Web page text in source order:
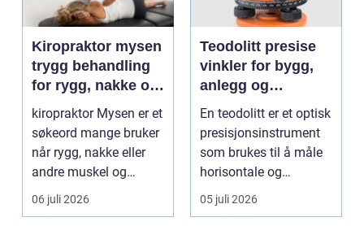
Kiropraktor mysen
trygg behandling
for rygg, nakke og
ledd
kiropraktor Mysen er et
søkeord mange bruker
når rygg, nakke eller
andre muskel og
leddplager begynn...
06 juli 2026
Teodolitt presise
vinkler for bygg,
anlegg og
kartlegging
En teodolitt er et optisk
presisjonsinstrument
som brukes til å måle
horisontale og
vertikale vinkle...
05 juli 2026